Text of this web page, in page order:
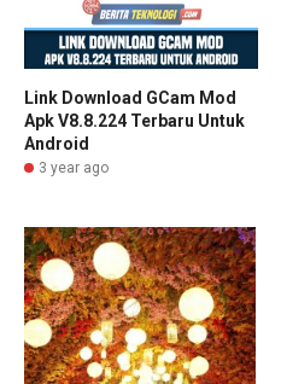
Link Download GCam Mod
Apk V8.8.224 Terbaru Untuk
Android
3 year ago